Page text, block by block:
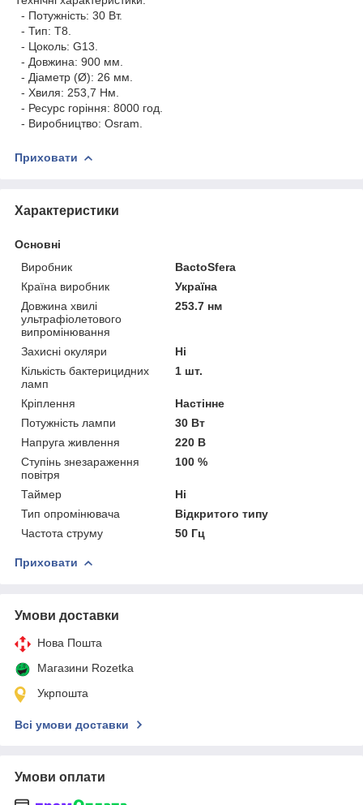
- Потужність: 30 Вт.
- Тип: Т8.
- Цоколь: G13.
- Довжина: 900 мм.
- Діаметр (Ø): 26 мм.
- Хвиля: 253,7 Нм.
- Ресурс горіння: 8000 год.
- Виробництво: Osram.
Приховати
Характеристики
Основні
Виробник
BactoSfera
Країна виробник
Україна
Довжина хвилі
ультрафіолетового
випромінювання
253.7 нм
Захисні окуляри
Ні
Кількість бактерицидних
ламп
1 шт.
Кріплення
Настінне
Потужність лампи
30 Вт
Напруга живлення
220 В
Ступінь знезараження
повітря
100 %
Таймер
Ні
Тип опромінювача
Відкритого типу
Частота струму
50 Гц
Приховати
Умови доставки
Нова Пошта
Магазини Rozetka
Укрпошта
Всі умови доставки
Умови оплати